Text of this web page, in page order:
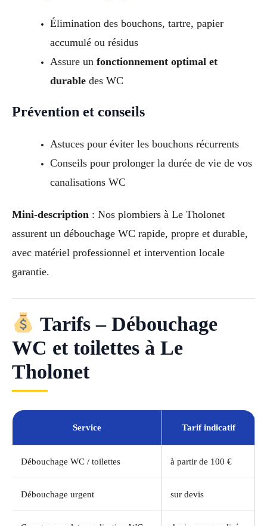
Élimination des bouchons, tartre, papier
accumulé ou résidus
Assure un fonctionnement optimal et
durabledes WC
Prévention et conseils
Astuces pour éviter les bouchons récurrents
Conseils pour prolonger la durée de vie de vos
canalisations WC
Mini-description : Nos plombiers à Le Tholonet
assurent un débouchage WC rapide, propre et durable,
avec matériel professionnel et intervention locale
garantie.
Tarifs – Débouchage
WC et toilettes à Le
Tholonet
Service Tarif indicatif
Débouchage WC / toilettes à partir de 100 €
Débouchage urgent sur devis